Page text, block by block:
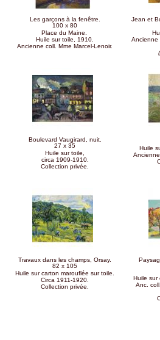
Les garçons à la fenêtre.
100 x 80
Place du Maine.
Huile sur toile, 1910.
Ancienne coll. Mme Marcel-Lenoir.
Jean et
Ancienne
Boulevard Vaugirard, nuit.
27 x 35
Huile sur toile,
circa 1909-1910.
Collection privée.
Huile
Travaux dans les champs, Orsay.
82 x 105
Huile sur carton marouflée sur toile.
Circa 1911-1920.
Collection privée.
Huile sur
Anc.